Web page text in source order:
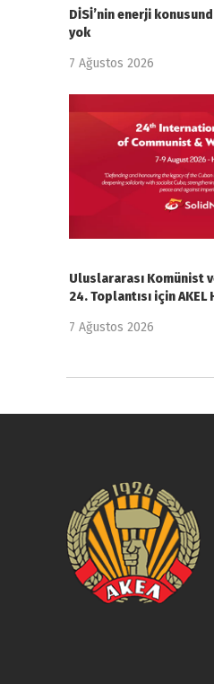
DİSİ’nin enerji
yok
7 Ağustos 2026
Uluslararası Komünist
24. Toplantısı için AKEL
7 Ağustos 2026